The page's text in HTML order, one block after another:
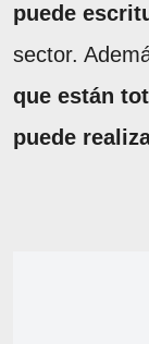
puede
sector.
que están
puede